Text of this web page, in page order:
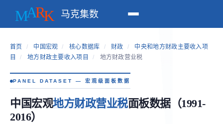
马克集数
首页 / 中国宏观 / 核心数据库 / 财政 /
中央和地方财政主要收入项
目
/ 地方财政主要收入项目 / 地方财政营业税
PANEL DATASET — 宏观级面板数据
中国宏观地方财政营业税面板数据（1991-
2016）